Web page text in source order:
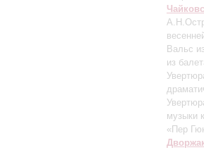
Вальс
из
музыки
«Пер